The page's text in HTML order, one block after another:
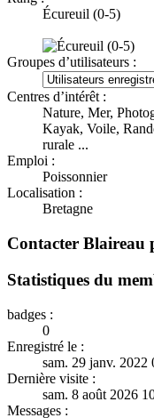
Écureuil (0-5)
Groupes d’utilisateurs :
Centres d’intérêt :
Nature, Mer,
Kayak, Voile,
rurale ...
Emploi :
Poissonnier
Localisation :
Bretagne
Contacter Blaireau
Statistiques du
badges :
0
Enregistré le :
sam. 29 janv. 2022
Dernière visite :
sam. 8 août 2026
Messages :